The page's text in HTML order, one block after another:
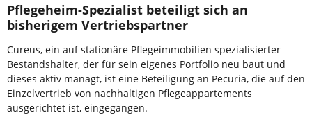
Pflegeheim-Spezialist beteiligt sich an
bisherigem Vertriebspartner
Cureus, ein auf stationäre Pflegeimmobilien spezialisierter
Bestandshalter, der für sein eigenes Portfolio neu baut und
dieses aktiv managt, ist eine Beteiligung an Pecuria, die auf den
Einzelvertrieb von nachhaltigen Pflegeappartements
ausgerichtet ist, eingegangen.